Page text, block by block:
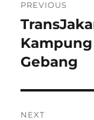
PREVIOUS
Previous
post:
Gebang
NEXT